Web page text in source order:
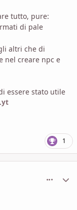
tutto, pure:
di pale
altri che di
nel creare npc e
essere stato utile
1